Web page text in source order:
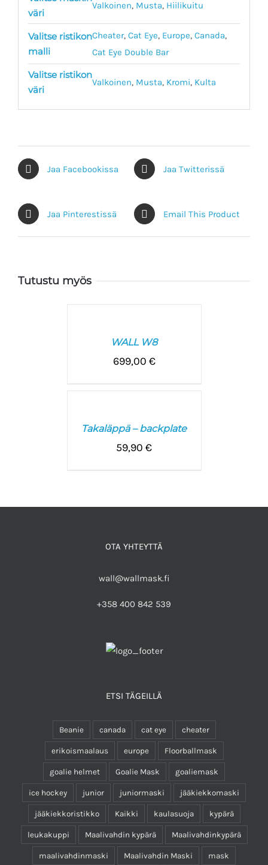
väri
Valkoinen, Musta, Hiilikuitu
Valitse ristikon
malli
Cheater, Cat Eye, Europe, Canada,
Cat Eye Double Bar
Valitse ristikon
väri
Valkoinen, Musta, Kromi, Kulta
Jaa Facebookissa Jaa Twitterissä
Jaa Pinterestissä Email This Product
Tutustu myös
WALL W8
699,00 €
Takaläppä – backplate
59,90 €
OTA YHTEYTTÄ
wall@wallmask.fi
+358 400 842 539
ETSI TÄGEILLÄ
Beanie canada cat eye cheater
erikoismaalaus europe Floorballmask
goalie helmet Goalie Mask goaliemask
ice hockey junior juniormaski jääkiekkomaski
jääkiekkoristikko Kaikki kaulasuoja kypärä
leukakuppi Maalivahdin kypärä Maalivahdinkypärä
maalivahdinmaski Maalivahdin Maski mask